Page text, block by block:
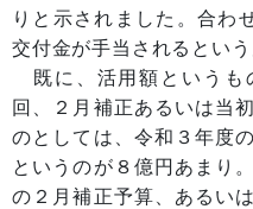
りと示されました。合わ
交付金が手当されるとい
既に、活用額というも
回、２月補正あるいは当
のとしては、令和３年度
というのが８億円あまり
の２月補正予算、あるい